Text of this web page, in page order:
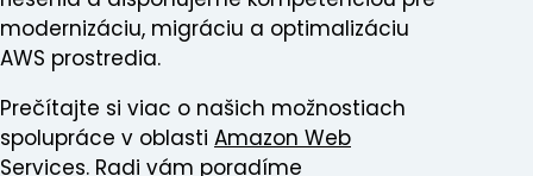
modernizáciu, migráciu a optimalizáciu
AWS prostredia.
Prečítajte si viac o našich možnostiach
spolupráce v oblasti Amazon Web
Services. Radi vám poradíme